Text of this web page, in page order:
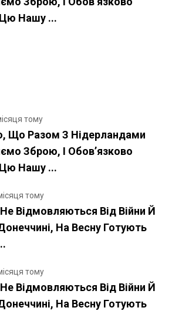
Нашу ...
тому
Що Разом З Нідерландами
Зброю, І Обовʼязково
Нашу ...
тому
Відмовляються Від Війни Й
На Весну Готують
тому
Відмовляються Від Війни Й
На Весну Готують